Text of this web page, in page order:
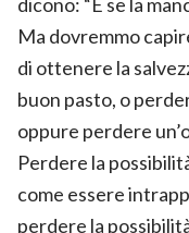
Ma dovremmo
di ottenere la
buon pasto, o
oppure perdere
Perdere la
come essere
perdere la